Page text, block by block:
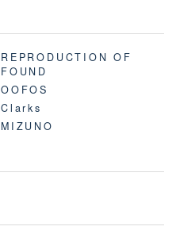
REPRODUCTION OF
FOUND
OOFOS
Clarks
MIZUNO